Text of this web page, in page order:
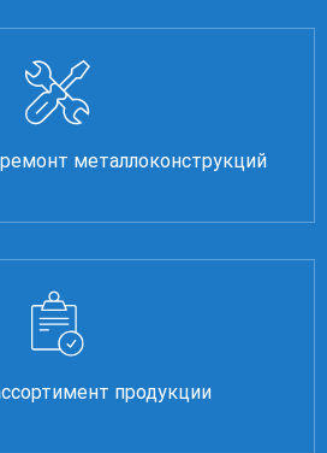
металлоконструкций
продукции